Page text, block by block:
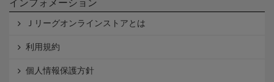
インフォメーション
Ｊリーグオンラインストアとは
利用規約
個人情報保護方針